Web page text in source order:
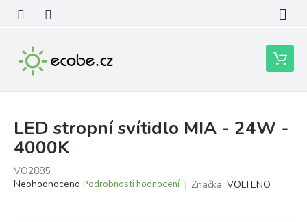
obsah
Nákupní
košík
LED stropní svítidlo MIA - 24W -
4000K
VO2885
Průměrné
Neohodnoceno Podrobnosti hodnocení Značka: VOLTENO